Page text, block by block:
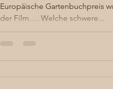
Europäische Gartenbuchpreis
der Film…. Welche schwere...